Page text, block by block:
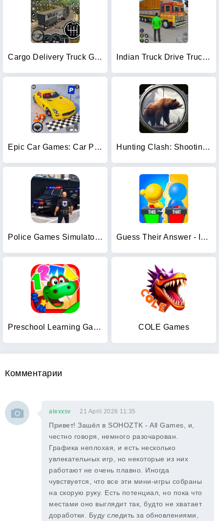
Cargo Delivery Truck Games 3D Indian Truck Drive Truck Games
Epic Car Games: Car Parking 3d Hunting Clash: Shooting Games
Police Games Simulator: PGS 3d Guess Their Answer - IQ Games
Preschool Learning Games COLE Games
Комментарии
alexxsv 21 April 2026 11:35
Привет! Зашёл в SOHOZTK - All Games, и,
честно говоря, немного разочарован.
Графика неплохая, и есть несколько
увлекательных игр, но некоторые из них
работают не очень плавно. Иногда
чувствуется, что все эти мини-игры собраны
на скорую руку. Есть потенциал, но пока что
местами оно выглядит так, будто не хватает
доработки. Буду следить за обновлениями,